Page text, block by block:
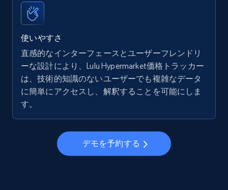
using specific category URL
URL, Final price, Sku, Currency, Gtin,
Specifications, Image urls, Top reviews, and
more.
5.6K+ 877+ 今すぐ始める
Walmart - products - Collects products by
specific keywords
URL, Final price, Sku, Currency, Gtin,
使いやすさ
直感的なインターフェースとユーザーフレンドリ
ーな設計により、Lulu Hypermarket価格トラッカー
は、技術的知識のないユーザーでも複雑なデータ
に簡単にアクセスし、解釈することを可能にしま
す。
デモを予約する